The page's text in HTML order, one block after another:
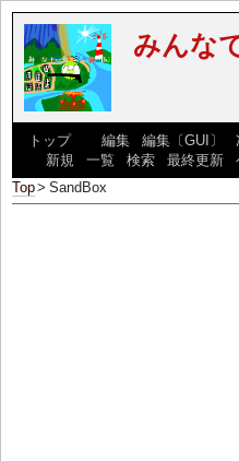
みんな
トップ] [ 編集| 編集〔GUI〕
新規 一覧 検索| 最終更新|
Top> SandBox